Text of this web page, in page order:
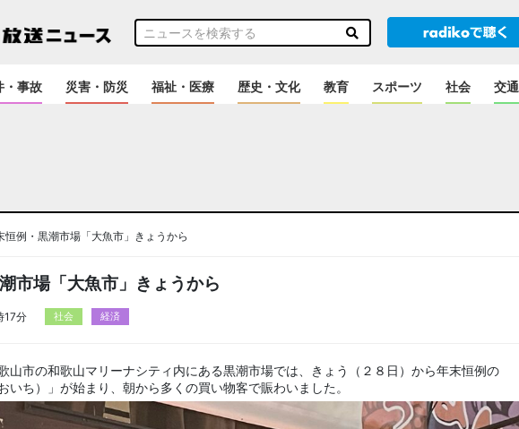
・事故 災害・防災 福祉・医療 歴史・文化 教育 スポーツ 社会 交通
恒例・黒潮市場「大魚市」きょうから
市場「大魚市」きょうから
17分 社会 経済
山市の和歌山マリーナシティ内にある黒潮市場では、きょう（２８日）から年末恒例の
いち）」が始まり、朝から多くの買い物客で賑わいました。